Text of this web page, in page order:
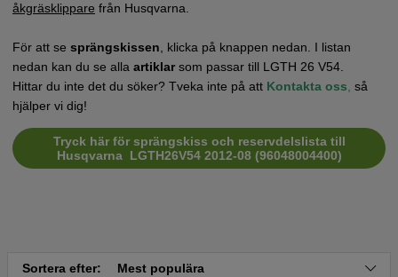
åkgräsklippare från Husqvarna.
För att se sprängskissen, klicka på knappen nedan. I listan
nedan kan du se alla artiklarsom passar till LGTH 26 V54.
Hittar du inte det du söker? Tveka inte på att Kontakta oss, så
hjälper vi dig!
Tryck här för sprängskiss och reservdelslista till
Husqvarna LGTH26V54 2012-08 (96048004400)
Sortera efter: Mest populära